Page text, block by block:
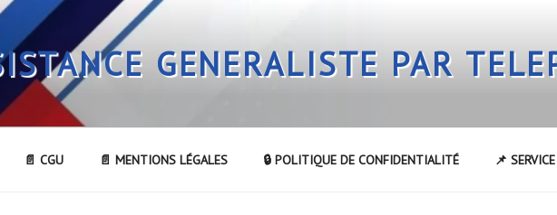
GENERALISTE PAR
📄 CGU 📄 MENTIONS LÉGALES 🔒 POLITIQUE DE CONFIDENTIALITÉ 📌